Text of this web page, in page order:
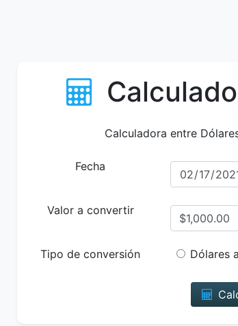
Calculadora entre
Fecha
Valor a convertir
Tipo de conversión Dólares